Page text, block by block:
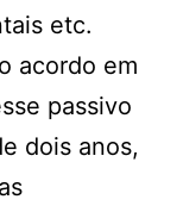
etc.
acordo em
passivo
dois anos,